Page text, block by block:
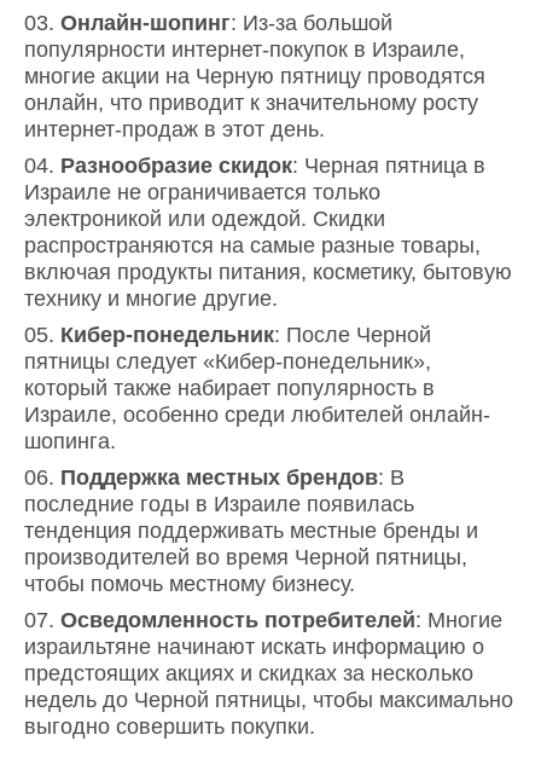
Онлайн-шопинг: Из-за большой
популярности интернет-покупок в Израиле,
многие акции на Черную пятницу проводятся
онлайн, что приводит к значительному росту
интернет-продаж в этот день.
Разнообразие скидок: Черная пятница в
Израиле не ограничивается только
электроникой или одеждой. Скидки
распространяются на самые разные товары,
включая продукты питания, косметику, бытовую
технику и многие другие.
Кибер-понедельник: После Черной
пятницы следует «Кибер-понедельник»,
который также набирает популярность в
Израиле, особенно среди любителей онлайн-
шопинга.
Поддержка местных брендов: В
последние годы в Израиле появилась
тенденция поддерживать местные бренды и
производителей во время Черной пятницы,
чтобы помочь местному бизнесу.
Осведомленность потребителей: Многие
израильтяне начинают искать информацию о
предстоящих акциях и скидках за несколько
недель до Черной пятницы, чтобы максимально
выгодно совершить покупки.